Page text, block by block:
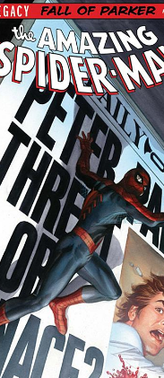
、マイケル・マカスカー
：ピーター・パーカー
イシー
ーズ博士
テイシー
カー
カー
ータ
ド・パーカー
ー・パーカー